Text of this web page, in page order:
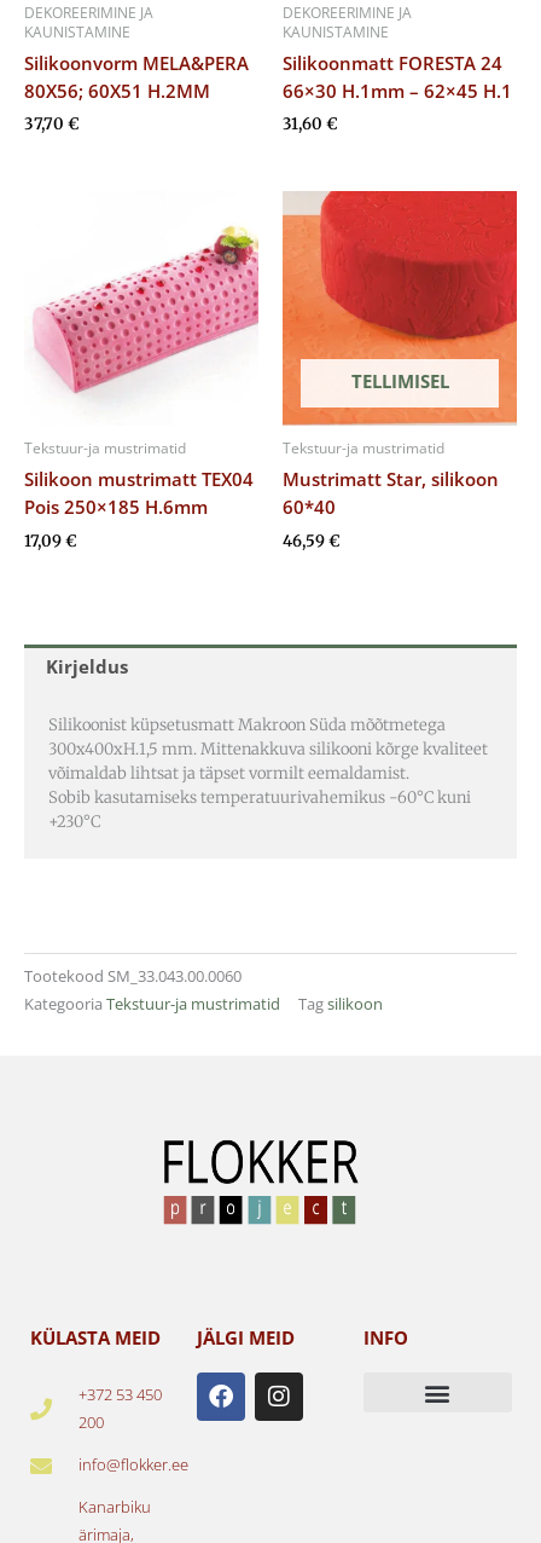
Kirjeldus
Silikoonist küpsetusmatt Makroon Süda mõõtmetega
300x400xH.1,5 mm. Mittenakkuva silikooni kõrge kvaliteet
võimaldab lihtsat ja täpset vormilt eemaldamist.
Sobib kasutamiseks temperatuurivahemikus -60°C kuni
+230°C
Tootekood SM_33.043.00.0060
Kategooria Tekstuur-ja mustrimatid Tagsilikoon
DEKOREERIMINE JA
KAUNISTAMINE
Silikoonvorm MELA&PERA
80X56; 60X51 H.2MM
37,70 €
DEKOREERIMINE JA
KAUNISTAMINE
Silikoonmatt FORESTA 24
66×30 H.1mm – 62×45 H.1
31,60 €
Tekstuur-ja mustrimatid
Silikoon mustrimatt TEX04
Pois 250×185 H.6mm
17,09€
TELLIMISEL
Tekstuur-ja mustrimatid
Mustrimatt Star, silikoon
60*40
46,59€
KÜLASTA MEID
+372 53 450
200
info@flokker.ee
Kanarbiku
ärimaja,
JÄLGI MEID
F
a
c
I
n
s
INFO